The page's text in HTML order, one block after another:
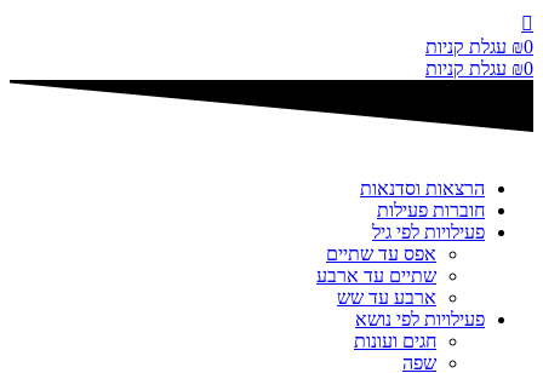
דלג
לתוכן
₪0
עגלת קניות
₪0 עגלת קניות
הרצאות וסדנאות
חוברות פעילות
פעילויות לפי גיל
אפס עד שתיים
שתיים עד ארבע
ארבע עד שש
פעילויות לפי נושא
חגים ועונות
שפה